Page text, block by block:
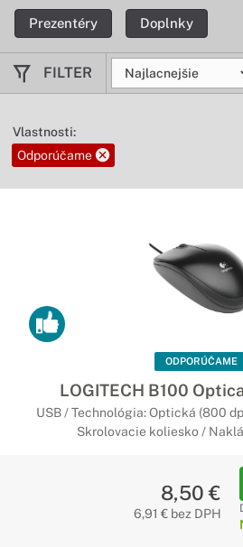
Prezentéry Doplnky
FILTER
Vlastnosti:
Odporúčame
ODPORÚČAME
LOGITECH B100
USB / Technológia: Optická (800
Skrolovacie koliesko /
8,50 €
6,91 € bez DPH